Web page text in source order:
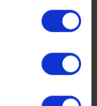
flera meter